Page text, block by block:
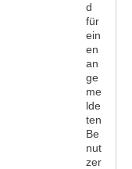
d
für
ein
en
an
ge
me
lde
ten
Be
nut
zer